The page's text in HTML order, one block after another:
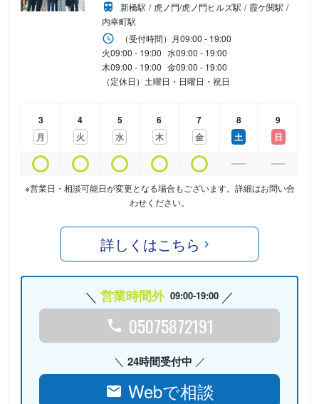
新橋駅 虎ノ門/虎ノ門ヒルズ駅
霞ケ関駅
内幸町駅
（受付時間） 月09:00 - 19:00
火09:00 - 19:00 水09:00 - 19:00
木09:00 - 19:00 金09:00 - 19:00
（定休日）土曜日・日曜日・祝日
3
月
4
火
5
水
6
木
7
金
8
土
9
日
※営業日・相談可能日が変更となる場合もございます。詳細はお問い合
わせください。
詳しくはこちら
営業時間外 09:00-19:00
05075872191
24時間受付中
Webで相談